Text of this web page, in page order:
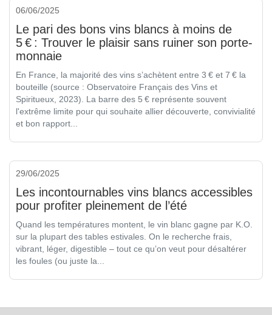
06/06/2025
Le pari des bons vins blancs à moins de
5 € : Trouver le plaisir sans ruiner son porte-
monnaie
En France, la majorité des vins s’achètent entre 3 € et 7 € la
bouteille (source : Observatoire Français des Vins et
Spiritueux, 2023). La barre des 5 € représente souvent
l'extrême limite pour qui souhaite allier découverte, convivialité
et bon rapport...
29/06/2025
Les incontournables vins blancs accessibles
pour profiter pleinement de l’été
Quand les températures montent, le vin blanc gagne par K.O.
sur la plupart des tables estivales. On le recherche frais,
vibrant, léger, digestible – tout ce qu’on veut pour désaltérer
les foules (ou juste la...